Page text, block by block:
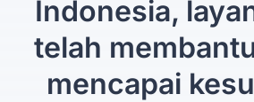
Indonesia,
telah
mencapai